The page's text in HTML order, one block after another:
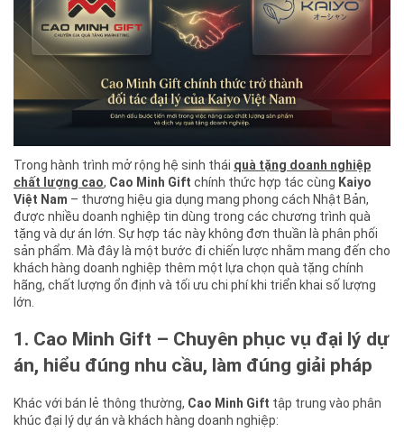
Trong hành trình mở rộng hệ sinh thái quà tặng doanh nghiệp
chất lượng cao, Cao Minh Gift chính thức hợp tác cùng Kaiyo
Việt Nam – thương hiệu gia dụng mang phong cách Nhật Bản,
được nhiều doanh nghiệp tin dùng trong các chương trình quà
tặng và dự án lớn. Sự hợp tác này không đơn thuần là phân phối
sản phẩm. Mà đây là một bước đi chiến lược nhằm mang đến cho
khách hàng doanh nghiệp thêm một lựa chọn quà tặng chính
hãng, chất lượng ổn định và tối ưu chi phí khi triển khai số lượng
lớn.
1. Cao Minh Gift – Chuyên phục vụ đại lý dự
án, hiểu đúng nhu cầu, làm đúng giải pháp
Khác với bán lẻ thông thường, Cao Minh Gift tập trung vào phân
khúc đại lý dự án và khách hàng doanh nghiệp: